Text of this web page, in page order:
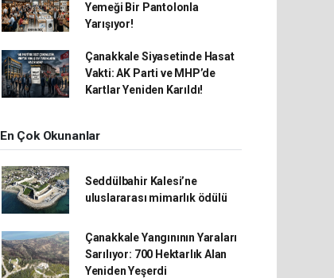
Yemeği Bir Pantolonla
Yarışıyor!
Çanakkale Siyasetinde Hasat
Vakti: AK Parti ve MHP’de
Kartlar Yeniden Karıldı!
En Çok Okunanlar
Seddülbahir Kalesi’ne
uluslararası mimarlık ödülü
Çanakkale Yangınının Yaraları
Sarılıyor: 700 Hektarlık Alan
Yeniden Yeşerdi